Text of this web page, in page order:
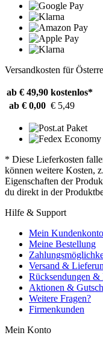
Versandkosten für
ab € 49,90 kostenlos*
ab € 0,00 € 5,49
* Diese Lieferkosten
können weitere Kosten,
Eigenschaften der
du direkt in der
Hilfe & Support
Mein Kundenkonto
Meine Bestellung
Versand &
Rücksendungen &
Aktionen &
Weitere Fragen?
Firmenkunden
Mein Konto